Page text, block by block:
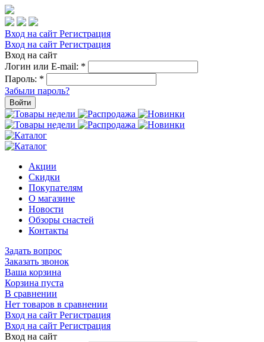
Вход на сайт Регистрация
Вход на сайт Регистрация
Вход на сайт
Логин или E-mail: *
Пароль: *
Забыли пароль?
Войти
Акции
Скидки
Покупателям
О магазине
Новости
Обзоры снастей
Контакты
Задать вопрос
Заказать звонок
Ваша корзина
Корзина пуста
В сравнении
Нет товаров в сравнении
Вход на сайт Регистрация
Вход на сайт Регистрация
Вход на сайт